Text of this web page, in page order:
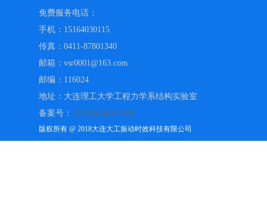
免费服务电话：
手机：15164030115
传真：0411-87801340
邮箱：vsr0001@163.com
邮编：116024
地址：大连理工大学工程力学系结构实验室
备案号：
辽ICP备10010710号
版权所有 @ 2018大连大工振动时效科技有限公司